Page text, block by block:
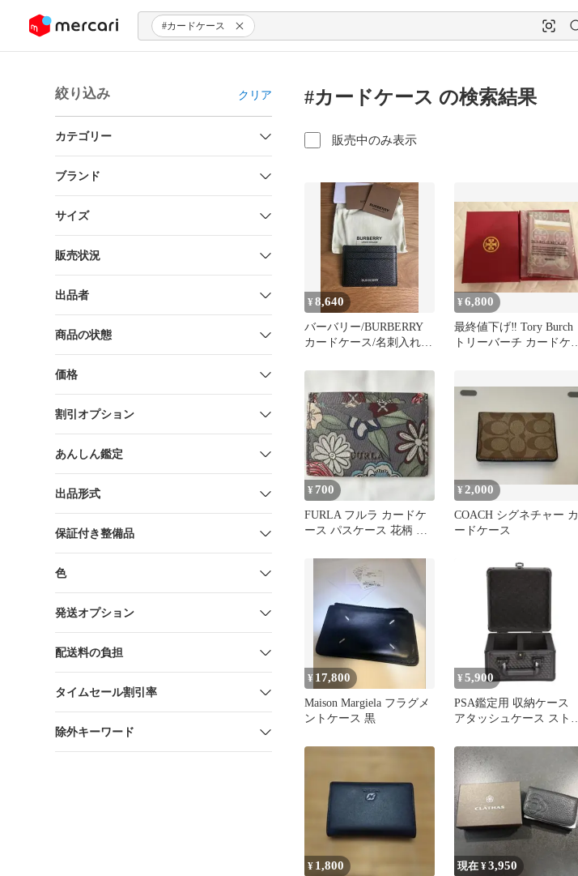
ツにスキップ #カードケース
絞り込み クリア
カテゴリー
ブランド
サイズ
販売状況
出品者
商品の状態
価格
割引オプション
あんしん鑑定
出品形式
保証付き整備品
色
発送オプション
配送料の負担
タイムセール割引率
除外キーワード
#カードケース の検索結果
販売中のみ表示
¥8,640
バーバリー/BURBERRY
カードケース/名刺入れ
¥6,800
最終値下げ‼️ Tory Burch
トリーバーチ カードケー
¥ 700
FURLA フルラ カードケ
ース パスケース 花柄 グ
¥ 2,000
COACH シグネチャー カ
ードケース
¥ 17,800
Maison Margiela フラグメ
ントケース 黒
¥ 5,900
PSA鑑定用 収納ケース
アタッシュケース ストレ
訳あり
¥ 1,800 現在 ¥3,950